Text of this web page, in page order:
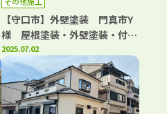
【守口市】外壁塗装 門真市Y
様 屋根塗装・外壁塗装・付帯
部塗装 アビリティペイント
2025.07.02